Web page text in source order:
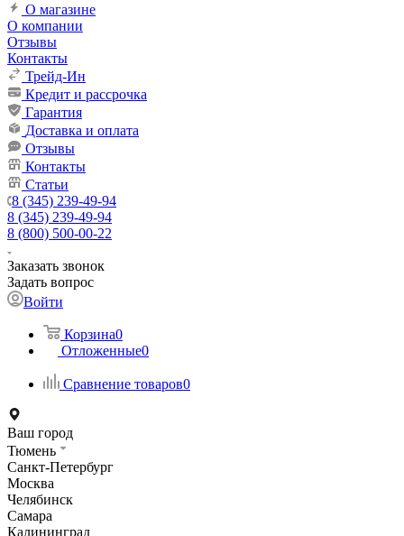
О магазине
О компании
Отзывы
Контакты
Трейд-Ин
Кредит и рассрочка
Гарантия
Доставка и оплата
Отзывы
Контакты
Статьи
8 (345) 239-49-94
8 (345) 239-49-94
8 (800) 500-00-22
Заказать звонок
Задать вопрос
Войти
Корзина0
Отложенные0
Сравнение товаров0
Ваш город
Тюмень
Санкт-Петербург
Москва
Челябинск
Самара
Калининград